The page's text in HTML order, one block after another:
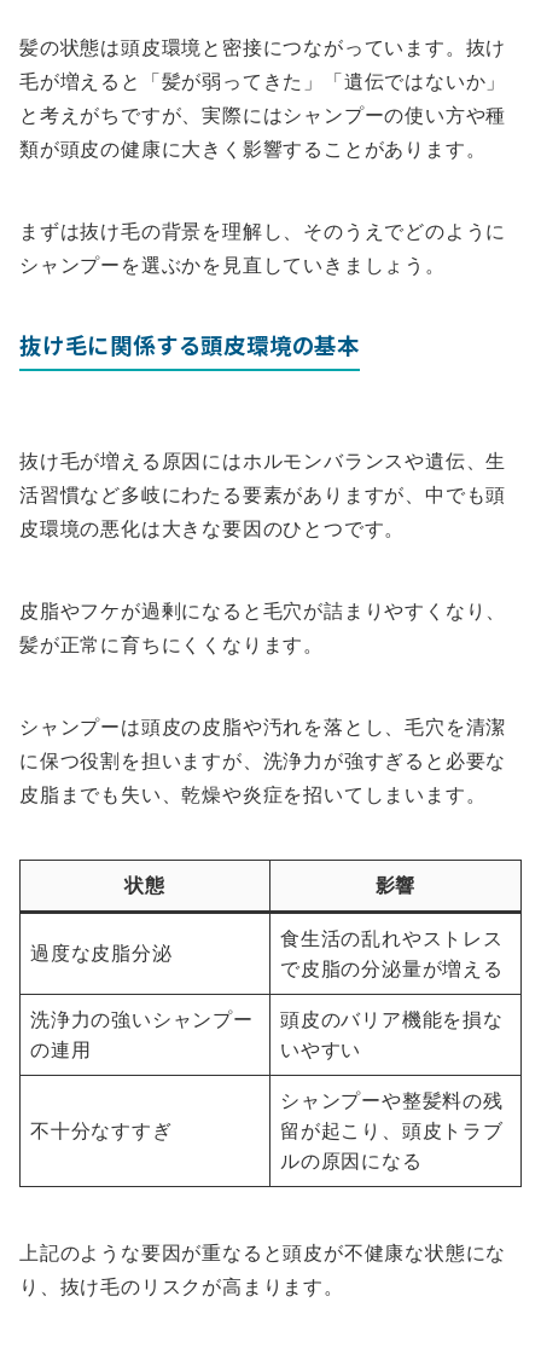
髪の状態は頭皮環境と密接につながっています。抜け
毛が増えると「髪が弱ってきた」「遺伝ではないか」
と考えがちですが、実際にはシャンプーの使い方や種
類が頭皮の健康に大きく影響することがあります。
まずは抜け毛の背景を理解し、そのうえでどのように
シャンプーを選ぶかを見直していきましょう。
抜け毛に関係する頭皮環境の基本
抜け毛が増える原因にはホルモンバランスや遺伝、生
活習慣など多岐にわたる要素がありますが、中でも頭
皮環境の悪化は大きな要因のひとつです。
皮脂やフケが過剰になると毛穴が詰まりやすくなり、
髪が正常に育ちにくくなります。
シャンプーは頭皮の皮脂や汚れを落とし、毛穴を清潔
に保つ役割を担いますが、洗浄力が強すぎると必要な
皮脂までも失い、乾燥や炎症を招いてしまいます。
状態 影響
過度な皮脂分泌
食生活の乱れやストレス
で皮脂の分泌量が増える
洗浄力の強いシャンプー
の連用
頭皮のバリア機能を損な
いやすい
不十分なすすぎ
シャンプーや整髪料の残
留が起こり、頭皮トラブ
ルの原因になる
上記のような要因が重なると頭皮が不健康な状態にな
り、抜け毛のリスクが高まります。